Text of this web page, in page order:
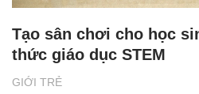
GIỚI TRẺ
Tạo sân chơi cho học
thức giáo dục STEM